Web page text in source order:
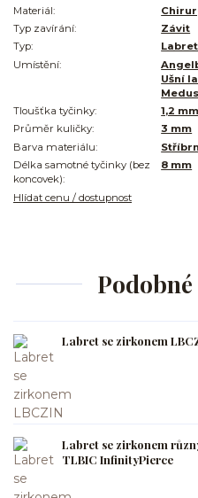
Materiál:
Typ zavírání:
Závit
Typ:
Umístění:
Ušní
Tloušťka tyčinky:
1,2 mm
Průměr kuličky:
3 mm
Barva materiálu:
Délka samotné tyčinky (bez
koncovek):
8 mm
Hlídat cenu / dostupnost
Labret se zirkonem
Labret se zirkonem
TLBIC InfinityPierce